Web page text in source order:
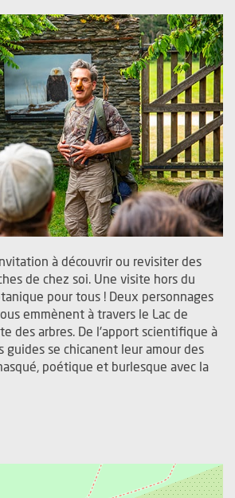
à découvrir ou revisiter des
de chez soi. Une visite hors du
pour tous ! Deux personnages
emmènent à travers le Lac de
des arbres. De l'apport scientifique à
guides se chicanent leur amour des
poétique et burlesque avec la